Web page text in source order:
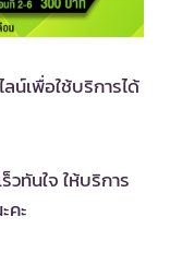
น์เพื่อใช้บริการได้
ทันใจ ให้บริการ
คะ